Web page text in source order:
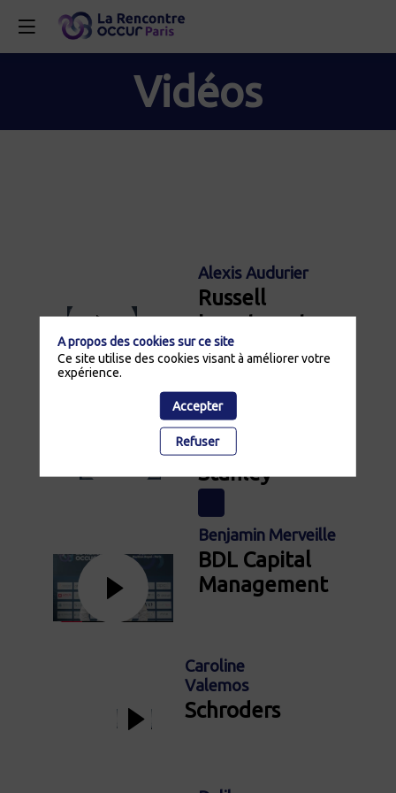
Vidéos
Alexis Audurier
Russell
Investments
Benjamin de
Frouville
Morgan
Stanley
Benjamin Merveille
BDL Capital
Management
Caroline
Valemos
Schroders
A propos des cookies sur ce site
Ce site utilise des cookies visant à améliorer votre
expérience.
Accepter
Refuser